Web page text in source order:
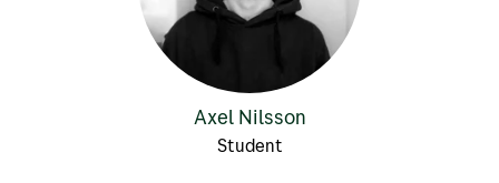
Axel Nilsson
Student